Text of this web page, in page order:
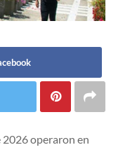
operaron en